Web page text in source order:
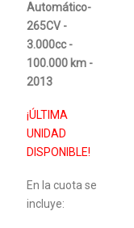
Automático-
265CV -
3.000cc -
100.000 km -
2013
¡ÚLTIMA
UNIDAD
DISPONIBLE!
En la cuota se
incluye: